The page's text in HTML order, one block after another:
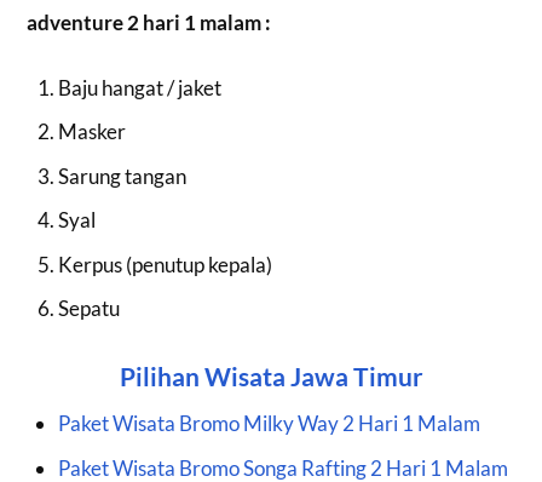
adventure 2 hari 1 malam :
Baju hangat / jaket
Masker
Sarung tangan
Syal
Kerpus (penutup kepala)
Sepatu
Pilihan Wisata Jawa Timur
Paket Wisata Bromo Milky Way 2 Hari 1 Malam
Paket Wisata Bromo Songa Rafting 2 Hari 1 Malam